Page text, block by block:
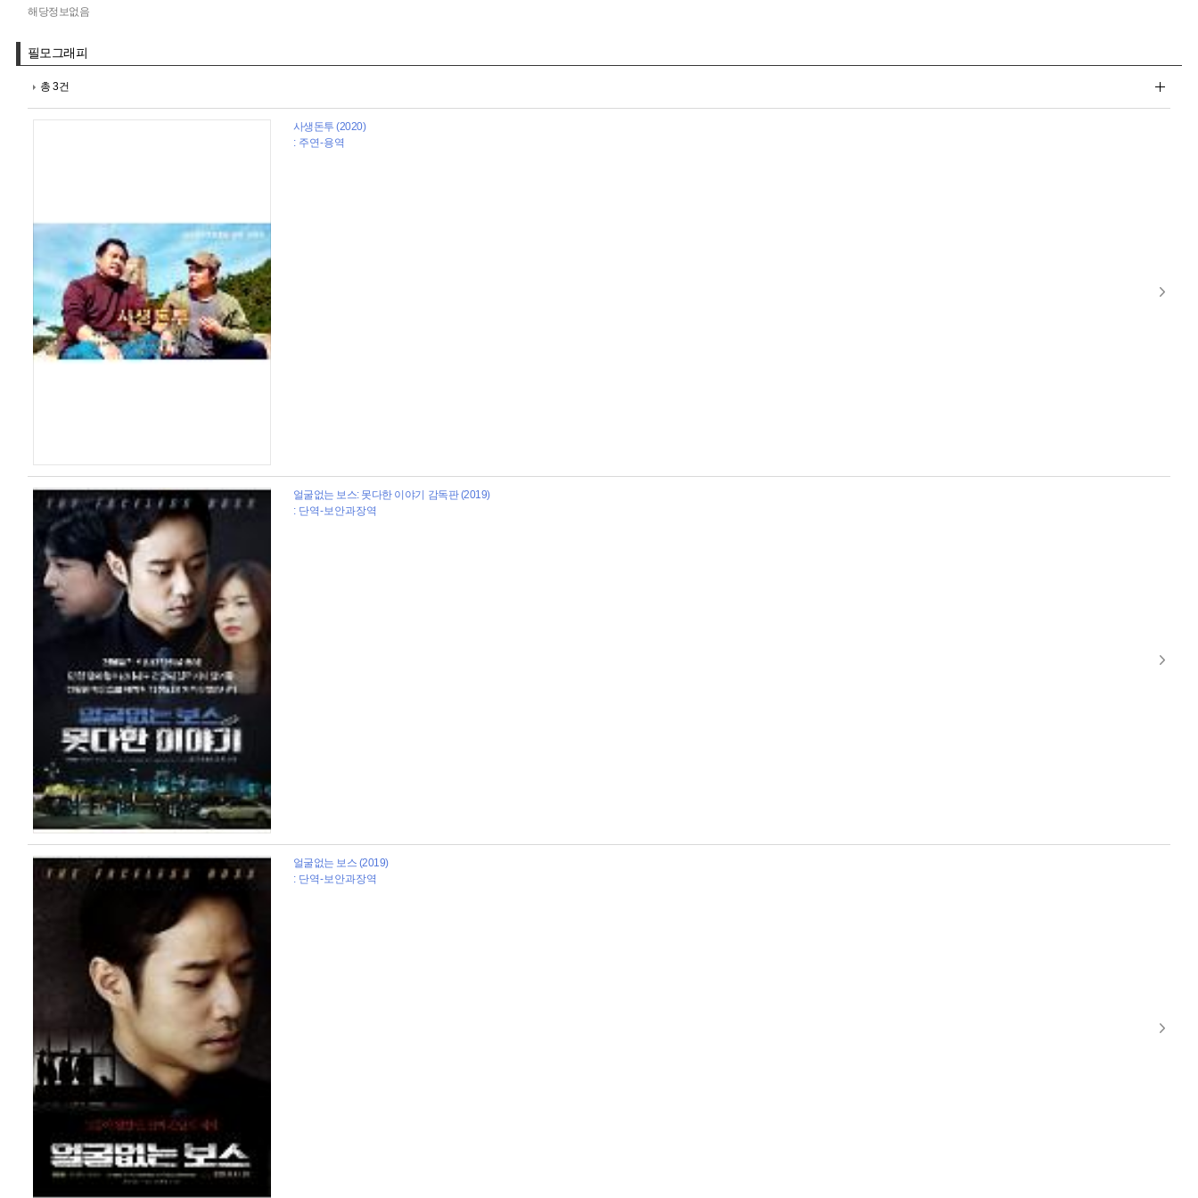
해당정보없음
필모그래피
총 3건
사생돈투 (2020)
: 주연-용역
얼굴없는 보스: 못다한 이야기 감독판 (2019)
: 단역-보안과장역
얼굴없는 보스 (2019)
: 단역-보안과장역